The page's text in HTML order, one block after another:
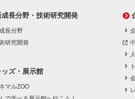
成長分野・技術研究開発
長分野
研究開発
ッズ・展示館
マルZOO